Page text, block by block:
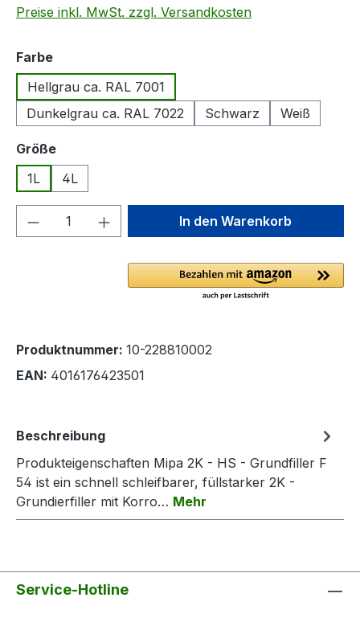
Preise inkl. MwSt. zzgl. Versandkosten
Farbeauswählen
Hellgrau ca. RAL 7001
Dunkelgrau ca. RAL 7022
Schwarz Weiß
Größeauswählen
1L
4L
Produkt Anzahl: Gib denIn den Warenkorb
Produktnummer: 10-228810002
EAN: 4016176423501
Beschreibung
Produkteigenschaften Mipa 2K - HS - Grundfiller F
54 ist ein schnell schleifbarer, füllstarker 2K -
Grundierfiller mit Korro… Mehr
Service-Hotline